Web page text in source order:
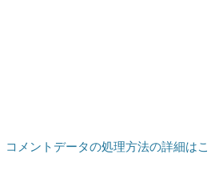
コメントデータの処理方法の詳細はこ